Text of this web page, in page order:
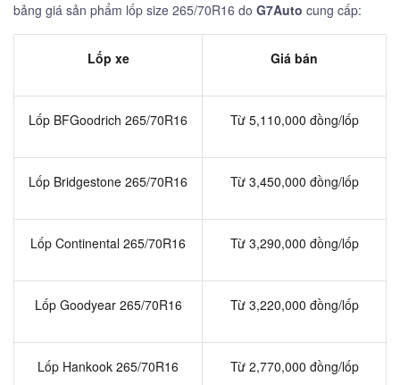
bảng giá sản phẩm lốp size 265/70R16 do G7Auto cung cấp:
Lốp xe Giá bán
Lốp BFGoodrich 265/70R16 Từ 5,110,000 đồng/lốp
Lốp Bridgestone 265/70R16 Từ 3,450,000 đồng/lốp
Lốp Continental 265/70R16 Từ 3,290,000 đồng/lốp
Lốp Goodyear 265/70R16 Từ 3,220,000 đồng/lốp
Lốp Hankook 265/70R16 Từ 2,770,000 đồng/lốp